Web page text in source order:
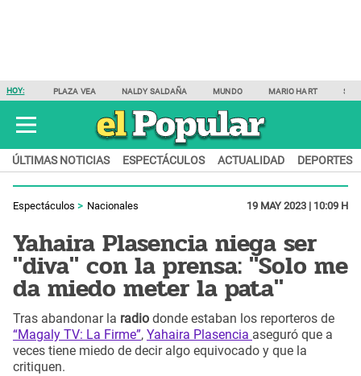
HOY: PLAZA VEA NALDY SALDAÑA MUNDO MARIO HART
ÚLTIMAS NOTICIAS ESPECTÁCULOS ACTUALIDAD DEPORTES
Espectáculos Nacionales 19 MAY 2023 | 10:09 H
Yahaira Plasencia niega ser
"diva" con la prensa: "Solo me
da miedo meter la pata"
Tras abandonar la radio donde estaban los reporteros de
“Magaly TV: La Firme”, Yahaira Plasencia aseguró que a
veces tiene miedo de decir algo equivocado y que la
critiquen.